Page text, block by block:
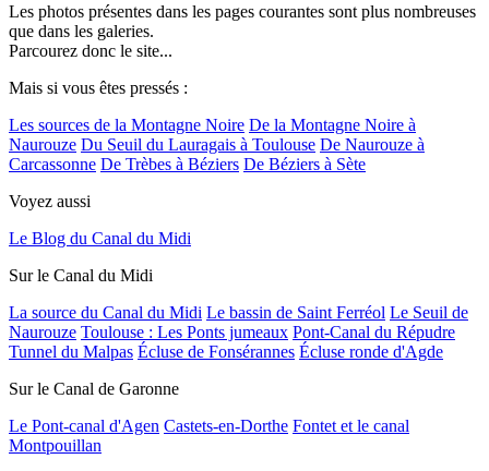
Les photos présentes dans les pages courantes sont plus nombreuses
que dans les galeries.
Parcourez donc le site...
Mais si vous êtes pressés :
Les sources de la Montagne Noire De la Montagne Noire à
Naurouze Du Seuil du Lauragais à Toulouse De Naurouze à
Carcassonne De Trèbes à Béziers De Béziers à Sète
Voyez aussi
Le Blog du Canal du Midi
Sur le Canal du Midi
La source du Canal du Midi Le bassin de Saint Ferréol Le Seuil de
Naurouze Toulouse : Les Ponts jumeaux Pont-Canal du Répudre
Tunnel du Malpas Écluse de Fonsérannes Écluse ronde d'Agde
Sur le Canal de Garonne
Le Pont-canal d'Agen Castets-en-Dorthe Fontet et le canal
Montpouillan